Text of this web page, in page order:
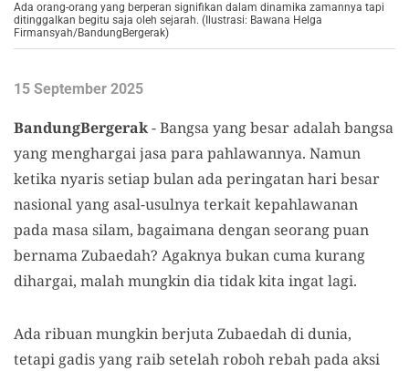
Ada orang-orang yang berperan signifikan dalam dinamika zamannya tapi
ditinggalkan begitu saja oleh sejarah. (Ilustrasi: Bawana Helga
Firmansyah/BandungBergerak)
15 September 2025
BandungBergerak- Bangsa yang besar adalah bangsa
yang menghargai jasa para pahlawannya. Namun
ketika nyaris setiap bulan ada peringatan hari besar
nasional yang asal-usulnya terkait kepahlawanan
pada masa silam, bagaimana dengan seorang puan
bernama Zubaedah? Agaknya bukan cuma kurang
dihargai, malah mungkin dia tidak kita ingat lagi.
Ada ribuan mungkin berjuta Zubaedah di dunia,
tetapi gadis yang raib setelah roboh rebah pada aksi